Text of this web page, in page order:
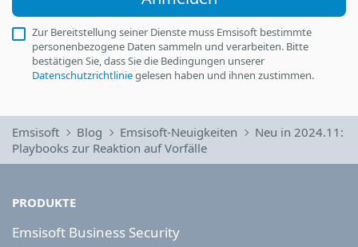
Zur Bereitstellung seiner Dienste muss Emsisoft bestimmte
personenbezogene Daten sammeln und verarbeiten. Bitte
bestätigen Sie, dass Sie die Bedingungen unserer
Datenschutzrichtliniegelesen haben und ihnen zustimmen.
Emsisoft Blog Emsisoft-Neuigkeiten
Neu in 2024.11:
Playbooks zur Reaktion auf Vorfälle
PRODUKTE
Emsisoft Business Security